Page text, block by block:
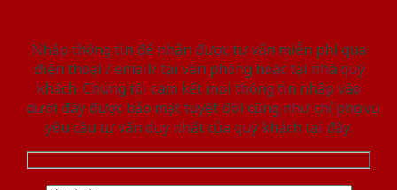
Nhập thông tin để nhận được tư vấn miễn phí qua
điện thoại / email/ tại văn phòng hoặc tại nhà quý
khách. Chúng tôi cam kết mọi thông tin nhập vào
dưới đây được bảo mật tuyệt đối cũng như chỉ phục vụ
yêu cầu tư vấn duy nhất của quý khách tại đây.